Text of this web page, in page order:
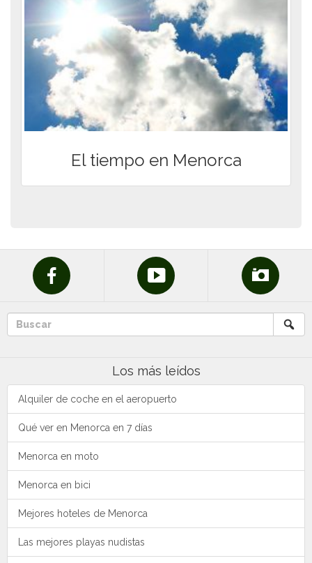
El tiempo en Menorca
Los más leídos
Alquiler de coche en el aeropuerto
Qué ver en Menorca en 7 días
Menorca en moto
Menorca en bici
Mejores hoteles de Menorca
Las mejores playas nudistas